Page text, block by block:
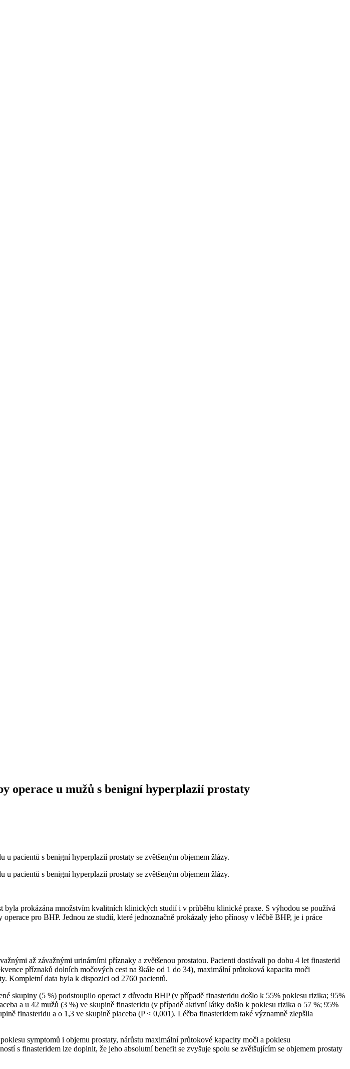
operace u mužů s benigní hyperplazií prostaty
pacientů s benigní hyperplazií prostaty se zvětšeným objemem žlázy.
pacientů s benigní hyperplazií prostaty se zvětšeným objemem žlázy.
prokázána množstvím kvalitních klinických studií i v průběhu klinické praxe. S výhodou se používá
pro BHP. Jednou ze studií, které jednoznačně prokázaly jeho přínosy v léčbě BHP, je i práce
až závažnými urinárními příznaky a zvětšenou prostatou. Pacienti dostávali po dobu 4 let finasterid
příznaků dolních močových cest na škále od 1 do 34), maximální průtoková kapacita moči
Kompletní data byla k dispozici od 2760 pacientů.
skupiny (5 %) podstoupilo operaci z důvodu BHP (v případě finasteridu došlo k 55% poklesu rizika; 95%
a u 42 mužů (3 %) ve skupině finasteridu (v případě aktivní látky došlo k poklesu rizika o 57 %; 95%
finasteridu a o 1,3 ve skupině placeba (P < 0,001). Léčba finasteridem také významně zlepšila
symptomů i objemu prostaty, nárůstu maximální průtokové kapacity moči a poklesu
s finasteridem lze doplnit, že jeho absolutní benefit se zvyšuje spolu se zvětšujícím se objemem prostaty